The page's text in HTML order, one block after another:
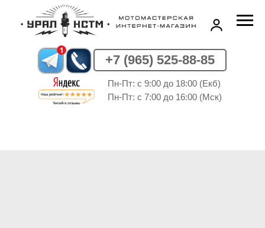
+7 (965) 525-88-85
Пн-Пт: c 9:00 до 18:00 (Екб)
Пн-Пт: c 7:00 до 16:00 (Мск)